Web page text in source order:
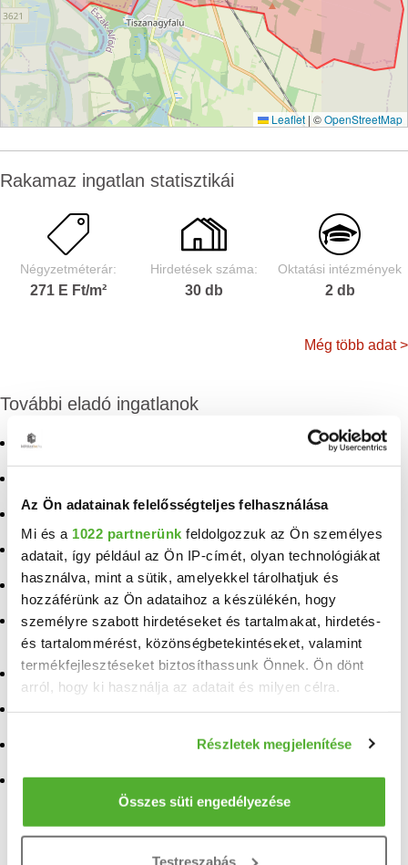
Az Ön adatainak felelősségteljes felhasználása
Mi és a 1022 partnerünk feldolgozzuk az Ön személyes
adatait, így például az Ön IP-címét, olyan technológiákat
használva, mint a sütik, amelyekkel tárolhatjuk és
hozzáférünk az Ön adataihoz a készülékén, hogy
személyre szabott hirdetéseket és tartalmakat, hirdetés-
és tartalommérést, közönségbetekintéseket, valamint
termékfejlesztéseket biztosíthassunk Önnek. Ön dönt
arról, hogy ki használja az adatait és milyen célra.
Információgyűjtés az Ön földrajzi elhelyezkedéséről
pár méteres pontossággal
Az Ön készülékén beazonosítása annak konkrét
Részletek megjelenítése
Összes süti engedélyezése
Testreszabás
Leaflet | ©OpenStreetMap
Rakamaz ingatlan statisztikái
Négyzetméterár:
271 E Ft/m²
Hirdetések száma:
30 db
Oktatási intézmények
2 db
Még több adat >
További eladó ingatlanok
Eladó ház Rakamaz
Eladó ingatlan Levelek
Eladó ingatlan Nyírtelek
Eladó ingatlan Kékcse
Eladó ingatlan
Ököritófülpös
Eladó ingatlan Sényő
Eladó ingatlan Nyírbátor
Eladó ingatlan Tiszavasvári
Eladó ingatlan Tuzsér
Eladó ingatlan Olcsva
Eladó ingatlan Nyíribrony
Eladó ingatlan Buj
Eladó ingatlan
Gávavencsellő
Eladó ingatlan Máriapócs
Eladó ingatlan Újfehértó
Eladó ingatlan Ibrány
Eladó ingatlan Rakamaz